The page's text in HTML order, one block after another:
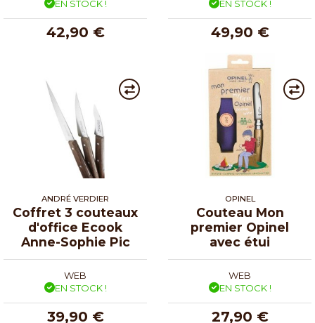
EN STOCK !
42,90 €
EN STOCK !
49,90 €
ANDRÉ VERDIER
Coffret 3 couteaux
d'office Ecook
Anne-Sophie Pic
WEB
EN STOCK !
39,90 €
OPINEL
Couteau Mon
premier Opinel
avec étui
WEB
EN STOCK !
27,90 €